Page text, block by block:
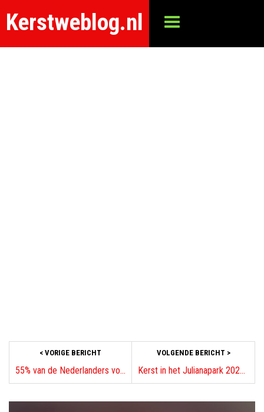
Kerstweblog.nl
< VORIGE BERICHT
55% van de Nederlanders voelt druk om gezellig te doen
VOLGENDE BERICHT >
Kerst in het Julianapark 2025: de tiende editie!